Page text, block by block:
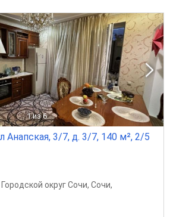
1 из 6
Анапская, 3/7, д. 3/7, 140 м², 2/5
Городской округ Сочи, Сочи,